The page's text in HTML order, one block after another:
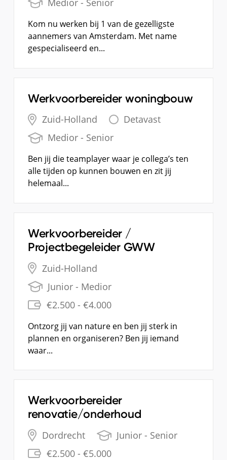
Medior - Senior
Kom nu werken bij 1 van de gezelligste
aannemers van Amsterdam. Met name
gespecialiseerd en...
Werkvoorbereider woningbouw
Zuid-Holland
Detavast
Medior - Senior
Ben jij die teamplayer waar je collega’s ten
alle tijden op kunnen bouwen en zit jij
helemaal...
Werkvoorbereider /
Projectbegeleider GWW
Zuid-Holland
Junior - Medior
€2.500 - €4.000
Ontzorg jij van nature en ben jij sterk in
plannen en organiseren? Ben jij iemand
waar...
Werkvoorbereider
renovatie/onderhoud
Dordrecht
Junior - Senior
€2.500 - €5.000